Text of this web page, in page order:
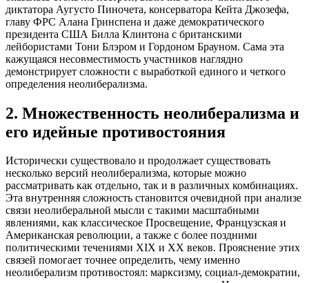
диктатора Аугусто Пиночета, консерватора Кейта Джозефа,
главу ФРС Алана Гринспена и даже демократического
президента США Билла Клинтона с британскими
лейбористами Тони Блэром и Гордоном Брауном. Сама эта
кажущаяся несовместимость участников наглядно
демонстрирует сложности с выработкой единого и четкого
определения неолиберализма.
2. Множественность неолиберализма и
его идейные противостояния
Исторически существовало и продолжает существовать
несколько версий неолиберализма, которые можно
рассматривать как отдельно, так и в различных комбинациях.
Эта внутренняя сложность становится очевидной при анализе
связи неолиберальной мысли с такими масштабными
явлениями, как классическое Просвещение, Французская и
Американская революции, а также с более поздними
политическими течениями XIX и XX веков. Прояснение этих
связей помогает точнее определить, чему именно
неолиберализм противостоял: марксизму, социал-демократии,